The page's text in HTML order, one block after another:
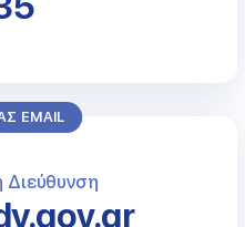
EMAIL
Διεύθυνση